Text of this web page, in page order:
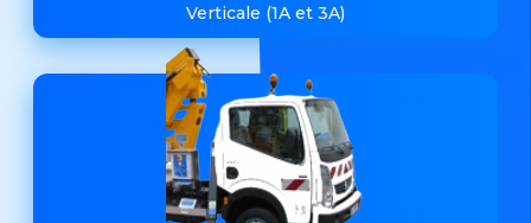
Verticale (1A et 3A)